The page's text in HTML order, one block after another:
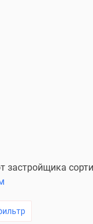
застройщика